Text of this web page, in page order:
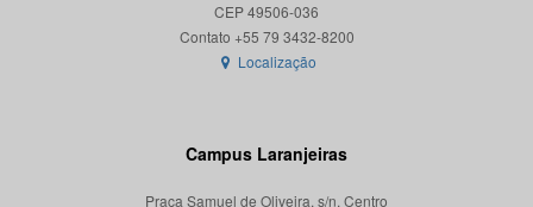
CEP 49506-036
Localização
Campus Laranjeiras
Praça Samuel de Oliveira, s/n, Centro